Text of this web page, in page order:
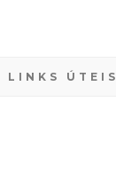
LINKS ÚTEIS